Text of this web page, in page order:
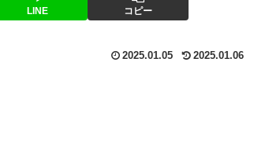
LINE コピー
2025.01.05 2025.01.06